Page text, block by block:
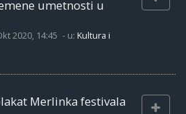
umetnosti u
2020, 14:45 - u: Kultura i
Merlinka festivala